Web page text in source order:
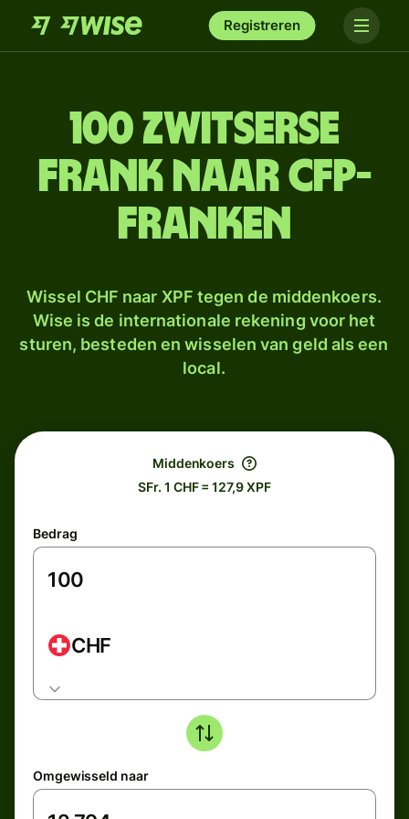
Registreren
100 Zwitserse
frank naar CFP-
franken
Wissel CHF naar XPF tegen de middenkoers.
Wise is de internationale rekening voor het
sturen, besteden en wisselen van geld als een
local.
Middenkoers
SFr. 1 CHF = 127,9 XPF
Bedrag
CHF
Omgewisseld naar